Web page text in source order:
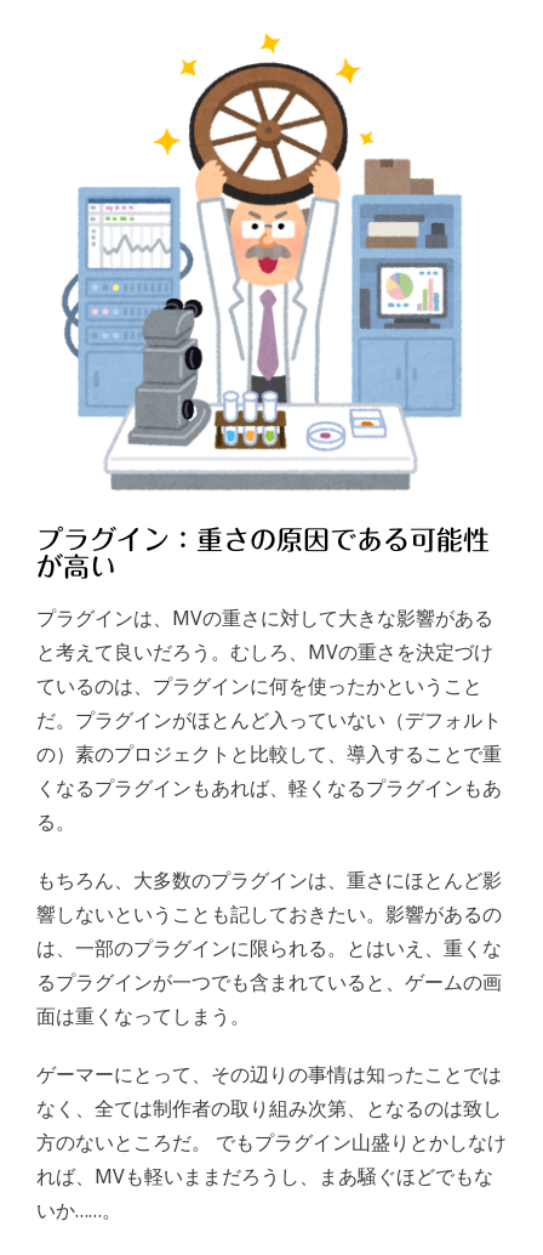
プラグイン：重さの原因である可能性
が高い
プラグインは、MVの重さに対して大きな影響がある
と考えて良いだろう。むしろ、MVの重さを決定づけ
ているのは、プラグインに何を使ったかということ
だ。プラグインがほとんど入っていない（デフォルト
の）素のプロジェクトと比較して、導入することで重
くなるプラグインもあれば、軽くなるプラグインもあ
る。
もちろん、大多数のプラグインは、重さにほとんど影
響しないということも記しておきたい。影響があるの
は、一部のプラグインに限られる。とはいえ、重くな
るプラグインが一つでも含まれていると、ゲームの画
面は重くなってしまう。
ゲーマーにとって、その辺りの事情は知ったことでは
なく、全ては制作者の取り組み次第、となるのは致し
方のないところだ。 でもプラグイン山盛りとかしなけ
れば、MVも軽いままだろうし、まあ騒ぐほどでもな
いか……。